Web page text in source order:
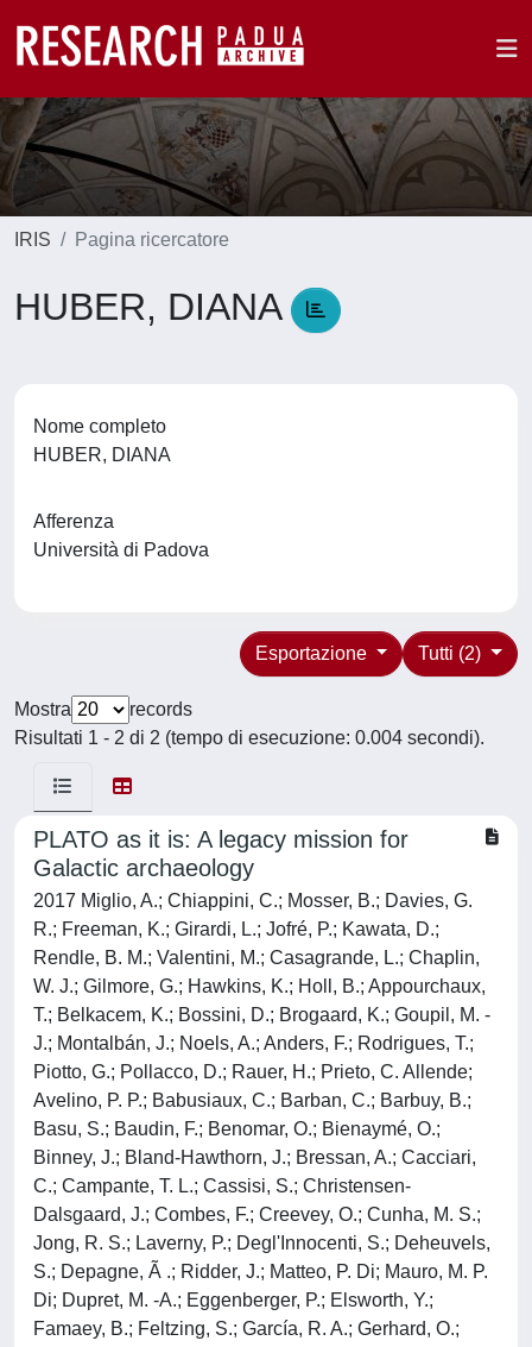
IRIS Pagina ricercatore
HUBER, DIANA
Nome completo
HUBER, DIANA
Afferenza
Università di Padova
Tutti (2)
Esportazione
Mostra
records
Risultati 1 - 2 di 2 (tempo di esecuzione: 0.004 secondi).
PLATO as it is: A legacy mission for
Galactic archaeology
2017 Miglio, A.; Chiappini, C.; Mosser, B.; Davies, G.
R.; Freeman, K.; Girardi, L.; Jofré, P.; Kawata, D.;
Rendle, B. M.; Valentini, M.; Casagrande, L.; Chaplin,
W. J.; Gilmore, G.; Hawkins, K.; Holl, B.; Appourchaux,
T.; Belkacem, K.; Bossini, D.; Brogaard, K.; Goupil, M. -
J.; Montalbán, J.; Noels, A.; Anders, F.; Rodrigues, T.;
Piotto, G.; Pollacco, D.; Rauer, H.; Prieto, C. Allende;
Avelino, P. P.; Babusiaux, C.; Barban, C.; Barbuy, B.;
Basu, S.; Baudin, F.; Benomar, O.; Bienaymé, O.;
Binney, J.; Bland-Hawthorn, J.; Bressan, A.; Cacciari,
C.; Campante, T. L.; Cassisi, S.; Christensen-
Dalsgaard, J.; Combes, F.; Creevey, O.; Cunha, M. S.;
Jong, R. S.; Laverny, P.; Degl'Innocenti, S.; Deheuvels,
S.; Depagne, Ã .; Ridder, J.; Matteo, P. Di; Mauro, M. P.
Di; Dupret, M. -A.; Eggenberger, P.; Elsworth, Y.;
Famaey, B.; Feltzing, S.; García, R. A.; Gerhard, O.;